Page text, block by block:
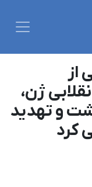
از
ژن،
و تهدید
کرد